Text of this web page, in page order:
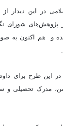
در این دیدار از
شورای
و هم اکنون به
این طرح برای
مدرک تحصیلی و